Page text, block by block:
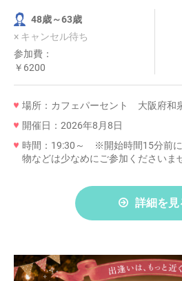
48歳～63歳
× キャンセル待ち
参加費：
￥6200
場所：カフェパーセント 大阪府和
開催日：2026年8月8日
時間：19:30～ ※開始時間15分前
物などは少なめにご参加くださいま
詳細を見